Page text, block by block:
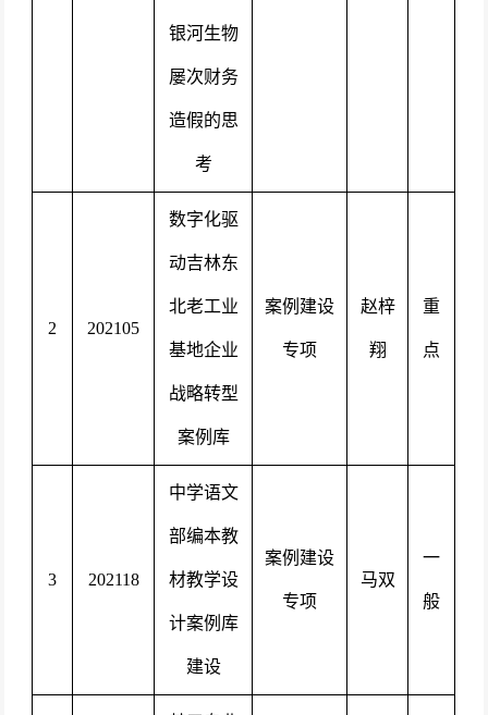
银河生物
屡次财务
造假的思
考
2 202105
数字化驱
动吉林东
北老工业
基地企业
战略转型
案例库
案例建设
专项
赵梓
翔
重
点
3 202118
中学语文
部编本教
材教学设
计案例库
建设
案例建设
专项
马双
一
般